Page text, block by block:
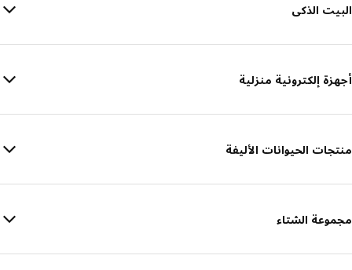
البيت الذكى
أجهزة إلكترونية منزلية
منتجات الحيوانات الأليفة
مجموعة الشتاء